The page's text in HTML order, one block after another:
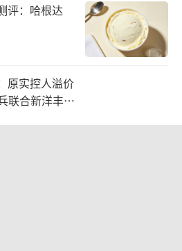
一线城市、重点旅游城市
态势，这些城市本身就具
础设施；值得关注的是，
偏远地区也迎来普增，表
增量扩面”正得到进一步
更多地区实现有效延伸。
评：哈根达
原实控人溢价
合新洋丰、